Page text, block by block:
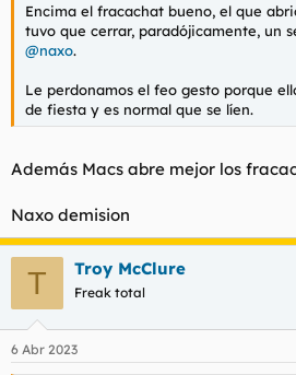
Encima el fracachat bueno, el que
tuvo que cerrar, paradójicamente, un
@naxo.
Le perdonamos el feo gesto porque
de fiesta y es normal que se líen.
Además Macs abre mejor los
Naxo demision
T Troy McClure
Freak total
6 Abr 2023